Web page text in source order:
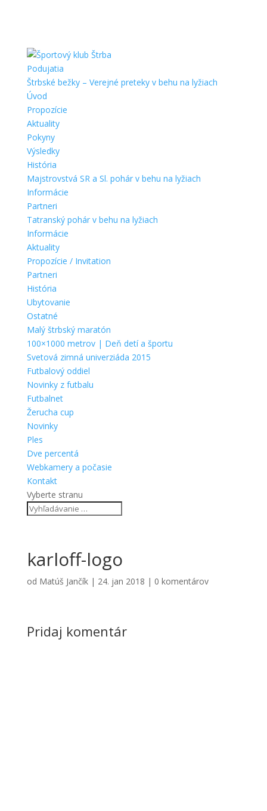
Podujatia
Štrbské bežky – Verejné preteky v behu na lyžiach
Úvod
Propozície
Aktuality
Pokyny
Výsledky
História
Majstrovstvá SR a Sl. pohár v behu na lyžiach
Informácie
Partneri
Tatranský pohár v behu na lyžiach
Informácie
Aktuality
Propozície / Invitation
Partneri
História
Ubytovanie
Ostatné
Malý štrbský maratón
100×1000 metrov | Deň detí a športu
Svetová zimná univerziáda 2015
Futbalový oddiel
Novinky z futbalu
Futbalnet
Žerucha cup
Novinky
Ples
Dve percentá
Webkamery a počasie
Kontakt
Vyberte stranu
karloff-logo
od Matúš Jančík| 24. jan 2018 | 0 komentárov
Pridaj komentár